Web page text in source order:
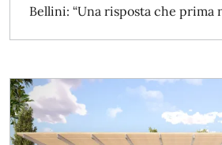
Bellini: “Una risposta che prima